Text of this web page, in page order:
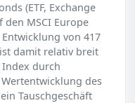
(ETF, Exchange
den MSCI Europe
von 417
damit relativ breit
Index durch
des
Tauschgeschäft